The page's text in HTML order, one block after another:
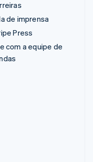
de imprensa
Press
com a equipe de